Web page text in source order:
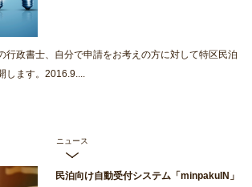
行政書士、自分で申請をお考えの方に対して特区民泊
します。2016.9....
ニュース
民泊向け自動受付システム「minpakuIN」